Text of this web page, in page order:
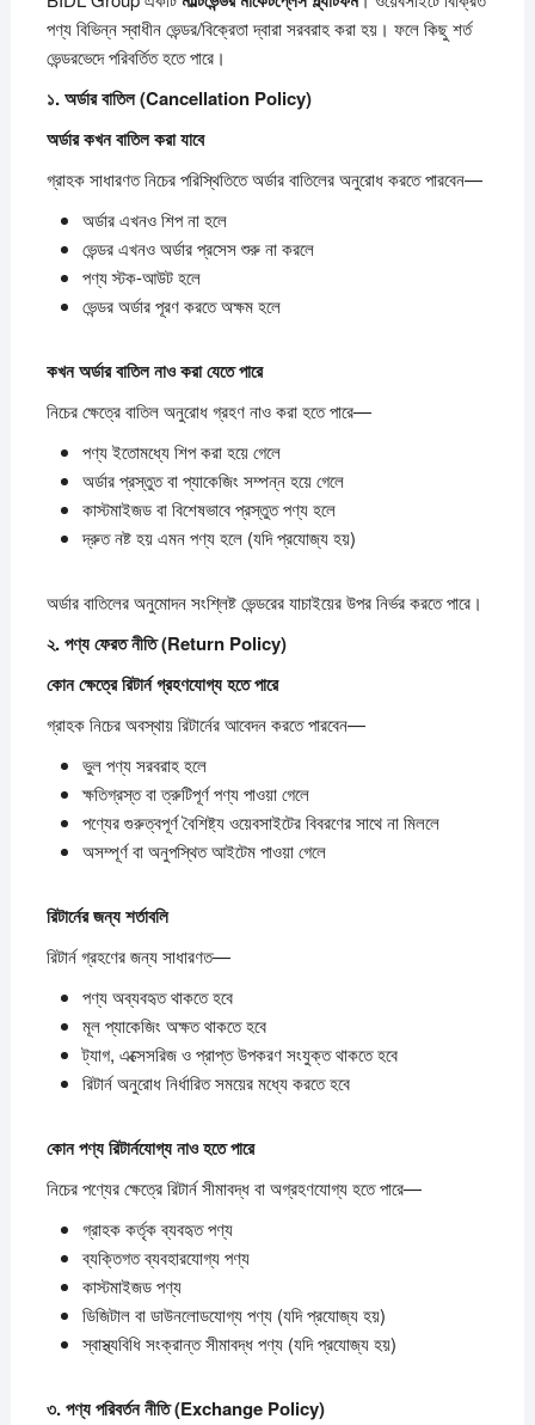
পণ্য বিভিন্ন স্বাধীন ভেন্ডর/বিক্রেতা দ্বারা সরবরাহ করা হয়। ফলে কিছু শর্ত
ভেন্ডরভেদে পরিবর্তিত হতে পারে।
১.অর্ডারবাতিল (Cancellation Policy)
অর্ডারকখনবাতিলকরাযাবে
গ্রাহক সাধারণত নিচের পরিস্থিতিতে অর্ডার বাতিলের অনুরোধ করতে পারবেন—
অর্ডার এখনও শিপ না হলে
ভেন্ডর এখনও অর্ডার প্রসেস শুরু না করলে
পণ্য স্টক-আউট হলে
ভেন্ডর অর্ডার পূরণ করতে অক্ষম হলে
কখনঅর্ডারবাতিলনাওকরাযেতেপারে
নিচের ক্ষেত্রে বাতিল অনুরোধ গ্রহণ নাও করা হতে পারে—
পণ্য ইতোমধ্যে শিপ করা হয়ে গেলে
অর্ডার প্রস্তুত বা প্যাকেজিং সম্পন্ন হয়ে গেলে
কাস্টমাইজড বা বিশেষভাবে প্রস্তুত পণ্য হলে
দ্রুত নষ্ট হয় এমন পণ্য হলে (যদি প্রযোজ্য হয়)
অর্ডার বাতিলের অনুমোদন সংশ্লিষ্ট ভেন্ডরের যাচাইয়ের উপর নির্ভর করতে পারে।
২.পণ্যফেরতনীতি (Return Policy)
কোনক্ষেত্রেরিটার্নগ্রহণযোগ্যহতেপারে
গ্রাহক নিচের অবস্থায় রিটার্নের আবেদন করতে পারবেন—
ভুল পণ্য সরবরাহ হলে
ক্ষতিগ্রস্ত বা ত্রুটিপূর্ণ পণ্য পাওয়া গেলে
পণ্যের গুরুত্বপূর্ণ বৈশিষ্ট্য ওয়েবসাইটের বিবরণের সাথে না মিললে
অসম্পূর্ণ বা অনুপস্থিত আইটেম পাওয়া গেলে
রিটার্নেরজন্যশর্তাবলি
রিটার্ন গ্রহণের জন্য সাধারণত—
পণ্য অব্যবহৃত থাকতে হবে
মূল প্যাকেজিং অক্ষত থাকতে হবে
ট্যাগ, এক্সেসরিজ ও প্রাপ্ত উপকরণ সংযুক্ত থাকতে হবে
রিটার্ন অনুরোধ নির্ধারিত সময়ের মধ্যে করতে হবে
কোনপণ্যরিটার্নযোগ্যনাওহতেপারে
নিচের পণ্যের ক্ষেত্রে রিটার্ন সীমাবদ্ধ বা অগ্রহণযোগ্য হতে পারে—
গ্রাহক কর্তৃক ব্যবহৃত পণ্য
ব্যক্তিগত ব্যবহারযোগ্য পণ্য
কাস্টমাইজড পণ্য
ডিজিটাল বা ডাউনলোডযোগ্য পণ্য (যদি প্রযোজ্য হয়)
স্বাস্থ্যবিধি সংক্রান্ত সীমাবদ্ধ পণ্য (যদি প্রযোজ্য হয়)
৩.পণ্যপরিবর্তননীতি (Exchange Policy)